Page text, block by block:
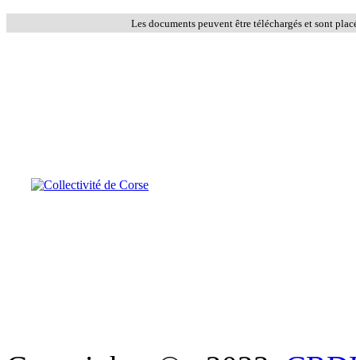
Les documents peuvent être téléchargés et sont